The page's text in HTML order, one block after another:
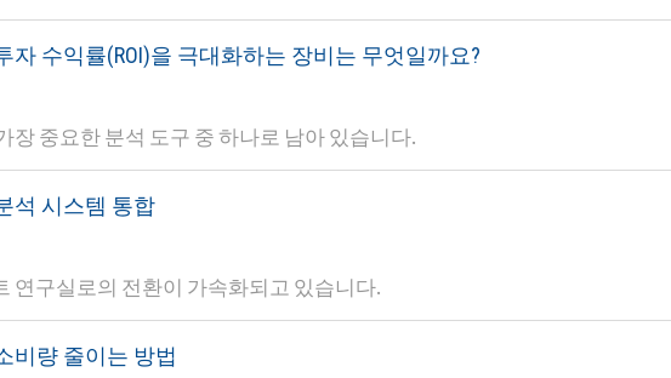
자 수익률(ROI)을 극대화하는 장비는 무엇일까요?
중요한 분석 도구 중 하나로 남아 있습니다.
석 시스템 통합
연구실로의 전환이 가속화되고 있습니다.
비량 줄이는 방법